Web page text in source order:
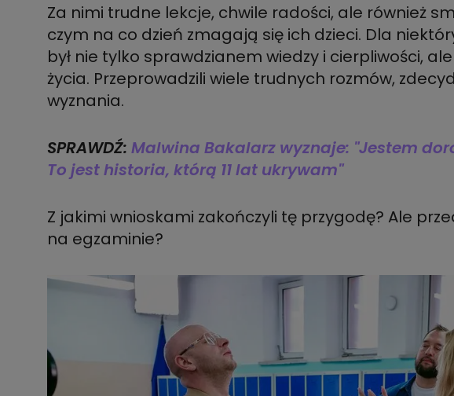
Za nimi trudne lekcje, chwile radości, ale również
czym na co dzień zmagają się ich dzieci. Dla
był nie tylko sprawdzianem wiedzy i cierpliwości,
życia. Przeprowadzili wiele trudnych rozmów,
wyznania.
SPRAWDŹ: Malwina Bakalarz wyznaje: "Jestem
To jest historia, którą 11 lat ukrywam"
Z jakimi wnioskami zakończyli tę przygodę? Ale
na egzaminie?